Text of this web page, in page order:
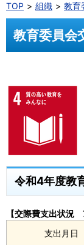
TOP 組織 教育
教育委員会
令和4年度教
【交際費支出状況
支出月日